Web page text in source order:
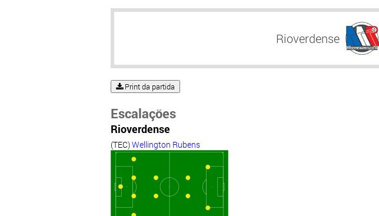
Rioverdense
Print da partida
Escalações
Rioverdense
(TEC)Wellington Rubens